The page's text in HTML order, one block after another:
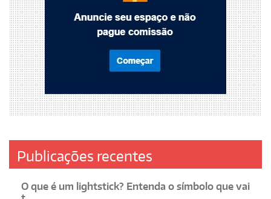
Publicações recentes
O que é um lightstick? Entenda o símbolo que vai